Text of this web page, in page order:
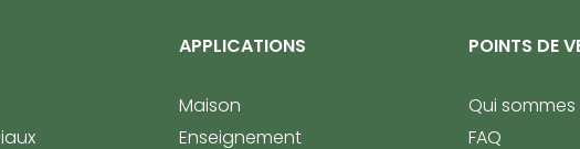
APPLICATIONS
Maison
Enseignement
POINTS DE
Qui
FAQ